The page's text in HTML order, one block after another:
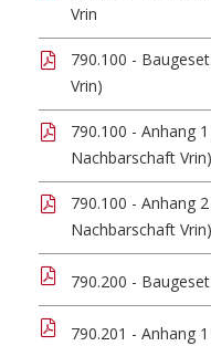
Vrin
790.100 -
Vrin)
790.100 - Anhang
Nachbarschaft Vrin)
790.100 - Anhang
Nachbarschaft Vrin)
790.200 -
790.201 - Anhang